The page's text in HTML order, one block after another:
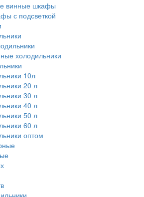
винные шкафы
с подсветкой
холодильники
10л
20 л
30 л
40 л
50 л
60 л
оптом